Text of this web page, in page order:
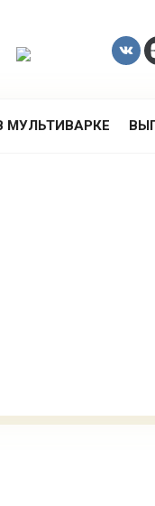
МУЛЬТИВАРКЕ